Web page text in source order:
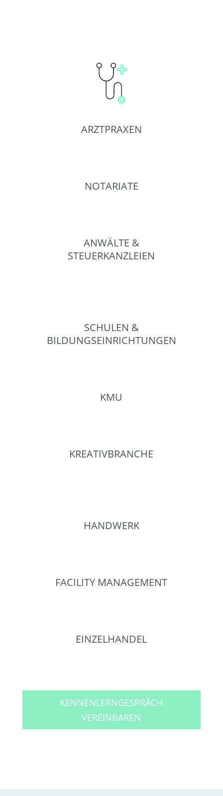
ARZTPRAXEN
NOTARIATE
ANWÄLTE &
STEUERKANZLEIEN
SCHULEN &
BILDUNGSEINRICHTUNGEN
KMU
KREATIVBRANCHE
HANDWERK
FACILITY MANAGEMENT
EINZELHANDEL
KENNENLERNGESPRÄCH
VEREINBAREN